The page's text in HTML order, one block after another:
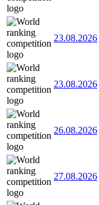
23.08.2026
23.08.2026
26.08.2026
27.08.2026